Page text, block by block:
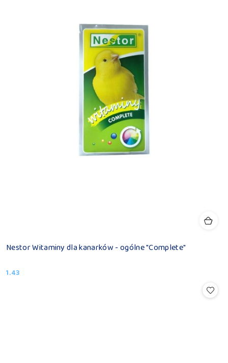
Nestor Witaminy dla kanarków - ogólne "Complete"
Cena:
1.43